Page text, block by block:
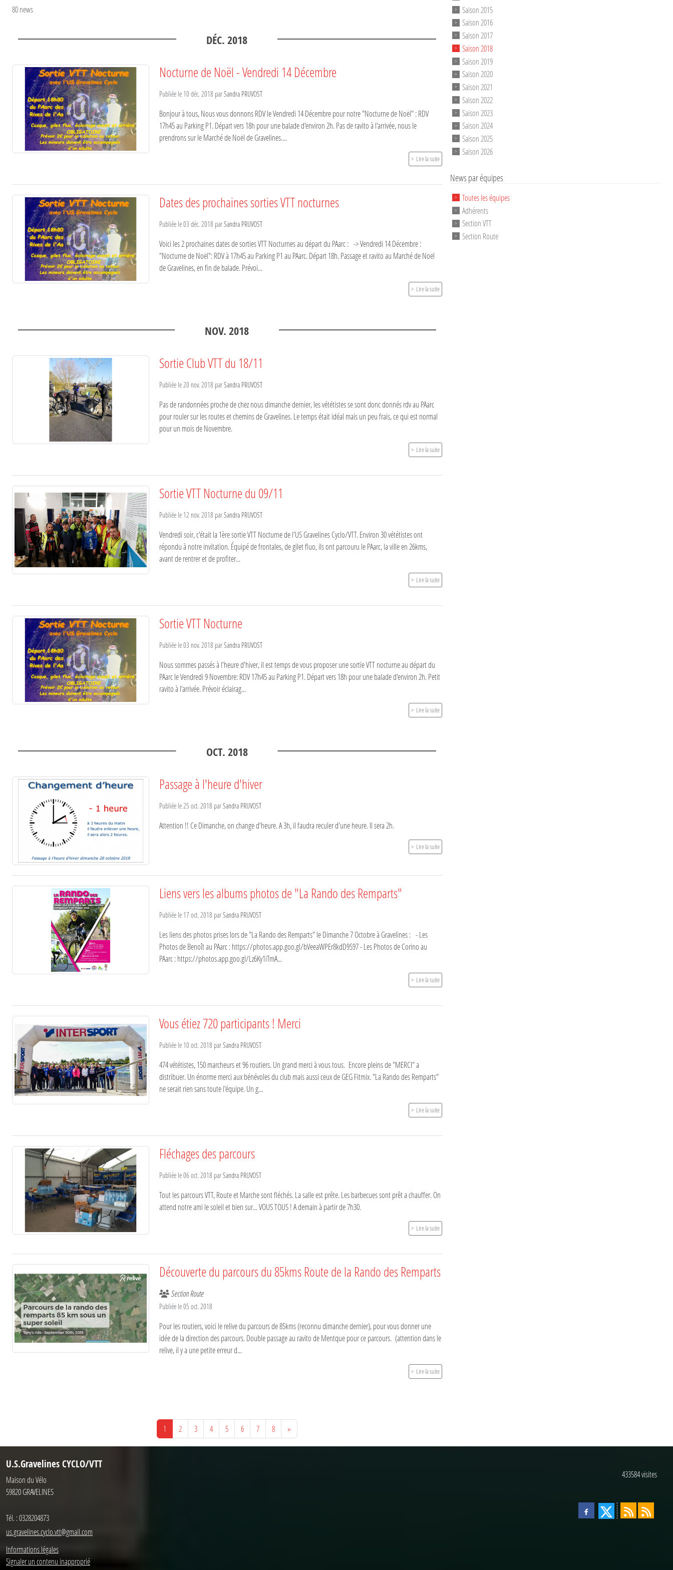
80 news
DÉC. 2018
Nocturne de Noël - Vendredi 14 Décembre
Publiée le 10 déc. 2018 parSandra PRUVOST
Bonjour à tous, Nous vous donnons RDV le Vendredi 14 Décembre pour notre "Nocturne de Noël" : RDV
17h45 au Parking P1. Départ vers 18h pour une balade d'environ 2h. Pas de ravito à l'arrivée, nous le
prendrons sur le Marché de Noël de Gravelines....
Lire la suite
Dates des prochaines sorties VTT nocturnes
Publiée le03 déc. 2018 parSandra PRUVOST
Voici les 2 prochaines dates de sorties VTT Nocturnes au départ du PAarc : -> Vendredi 14 Décembre :
"Nocturne de Noël": RDV à 17h45 au Parking P1 au PAarc. Départ 18h. Passage et ravito au Marché de Noël
de Gravelines, en fin de balade. Prévoi...
Lire la suite
NOV. 2018
Sortie Club VTT du 18/11
Publiée le 20 nov. 2018 parSandra PRUVOST
Pas de randonnées proche de chez nous dimanche dernier, les vététistes se sont donc donnés rdv au PAarc
pour rouler sur les routes et chemins de Gravelines. Le temps était idéal mais un peu frais, ce qui est normal
pour un mois de Novembre.
Lire la suite
Sortie VTT Nocturne du 09/11
Publiée le 12 nov. 2018 parSandra PRUVOST
Vendredi soir, c'était la 1ère sortie VTT Nocturne de l'US Gravelines Cyclo/VTT. Environ 30 vététistes ont
répondu à notre invitation. Équipé de frontales, de gilet fluo, ils ont parcouru le PAarc, la ville en 26kms,
avant de rentrer et de profiter...
Lire la suite
Sortie VTT Nocturne
Publiée le03 nov. 2018 parSandra PRUVOST
Nous sommes passés à l'heure d'hiver, il est temps de vous proposer une sortie VTT nocturne au départ du
PAarc le Vendredi 9 Novembre: RDV 17h45 au Parking P1. Départ vers 18h pour une balade d'environ 2h. Petit
ravito à l'arrivée. Prévoir éclairag...
Lire la suite
OCT.2018
Passage à l'heure d'hiver
Publiée le 25 oct. 2018 parSandra PRUVOST
Attention !! Ce Dimanche, on change d'heure. A 3h, il faudra reculer d'une heure. Il sera 2h.
Lire la suite
Liens vers les albums photos de "La Rando des Remparts"
Publiée le 17 oct. 2018 parSandra PRUVOST
Les liens des photos prises lors de "La Rando des Remparts" le Dimanche 7 Octobre à Gravelines : - Les
Photos de Benoît au PAarc : https://photos.app.goo.gl/bVeeaWPEr8kdD9S97 - Les Photos de Corino au
PAarc : https://photos.app.goo.gl/Lz6Ky1iTmA...
Lire la suite
Vous étiez 720 participants ! Merci
Publiée le 10 oct. 2018 parSandra PRUVOST
474 vététistes, 150 marcheurs et 96 routiers. Un grand merci à vous tous. Encore pleins de "MERCI" a
distribuer. Un énorme merci aux bénévoles du club mais aussi ceux de GEG Fitmix. "La Rando des Remparts"
ne serait rien sans toute l'équipe. Un g...
Lire la suite
Fléchages des parcours
Publiée le06 oct. 2018 parSandra PRUVOST
Tout les parcours VTT, Route et Marche sont fléchés. La salle est prête. Les barbecues sont prêt a chauffer. On
attend notre ami le soleil et bien sur... VOUS TOUS ! A demain à partir de 7h30.
Lire la suite
Découverte du parcours du 85kms Route de la Rando des Remparts
Section Route
Publiée le05 oct. 2018
Pour les routiers, voici le relive du parcours de 85kms (reconnu dimanche dernier), pour vous donner une
idée de la direction des parcours. Double passage au ravito de Mentque pour ce parcours. (attention dans le
relive, il y a une petite erreur d...
Lire la suite
1 2 3 4 5 6 7 8 »
Saison 2015
Saison 2016
Saison 2017
Saison 2018
Saison 2019
Saison 2020
Saison 2021
Saison 2022
Saison 2023
Saison 2024
Saison 2025
Saison 2026
News par équipes
Toutes les équipes
Adhérents
Section VTT
Section Route
U.S.Gravelines CYCLO/VTT
Maison du Vélo
59820GRAVELINES
Tél. :0328204873
us.gravelines.cyclo.vtt@gmail.com
Informations légales
Signaler un contenu inapproprié
433584visites